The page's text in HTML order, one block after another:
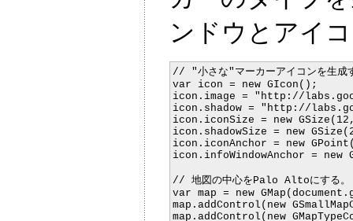
ンドウとアイ
// "小さな"マーカーアイコンを生成
var icon = new GIcon();
icon.image = "http://
icon.shadow = "http://
icon.iconSize = new
icon.shadowSize = new
icon.iconAnchor = new
icon.infoWindowAnchor =
// 地図の中心をPalo Altoにする。
var map = new
map.addControl(new
map.addControl(new